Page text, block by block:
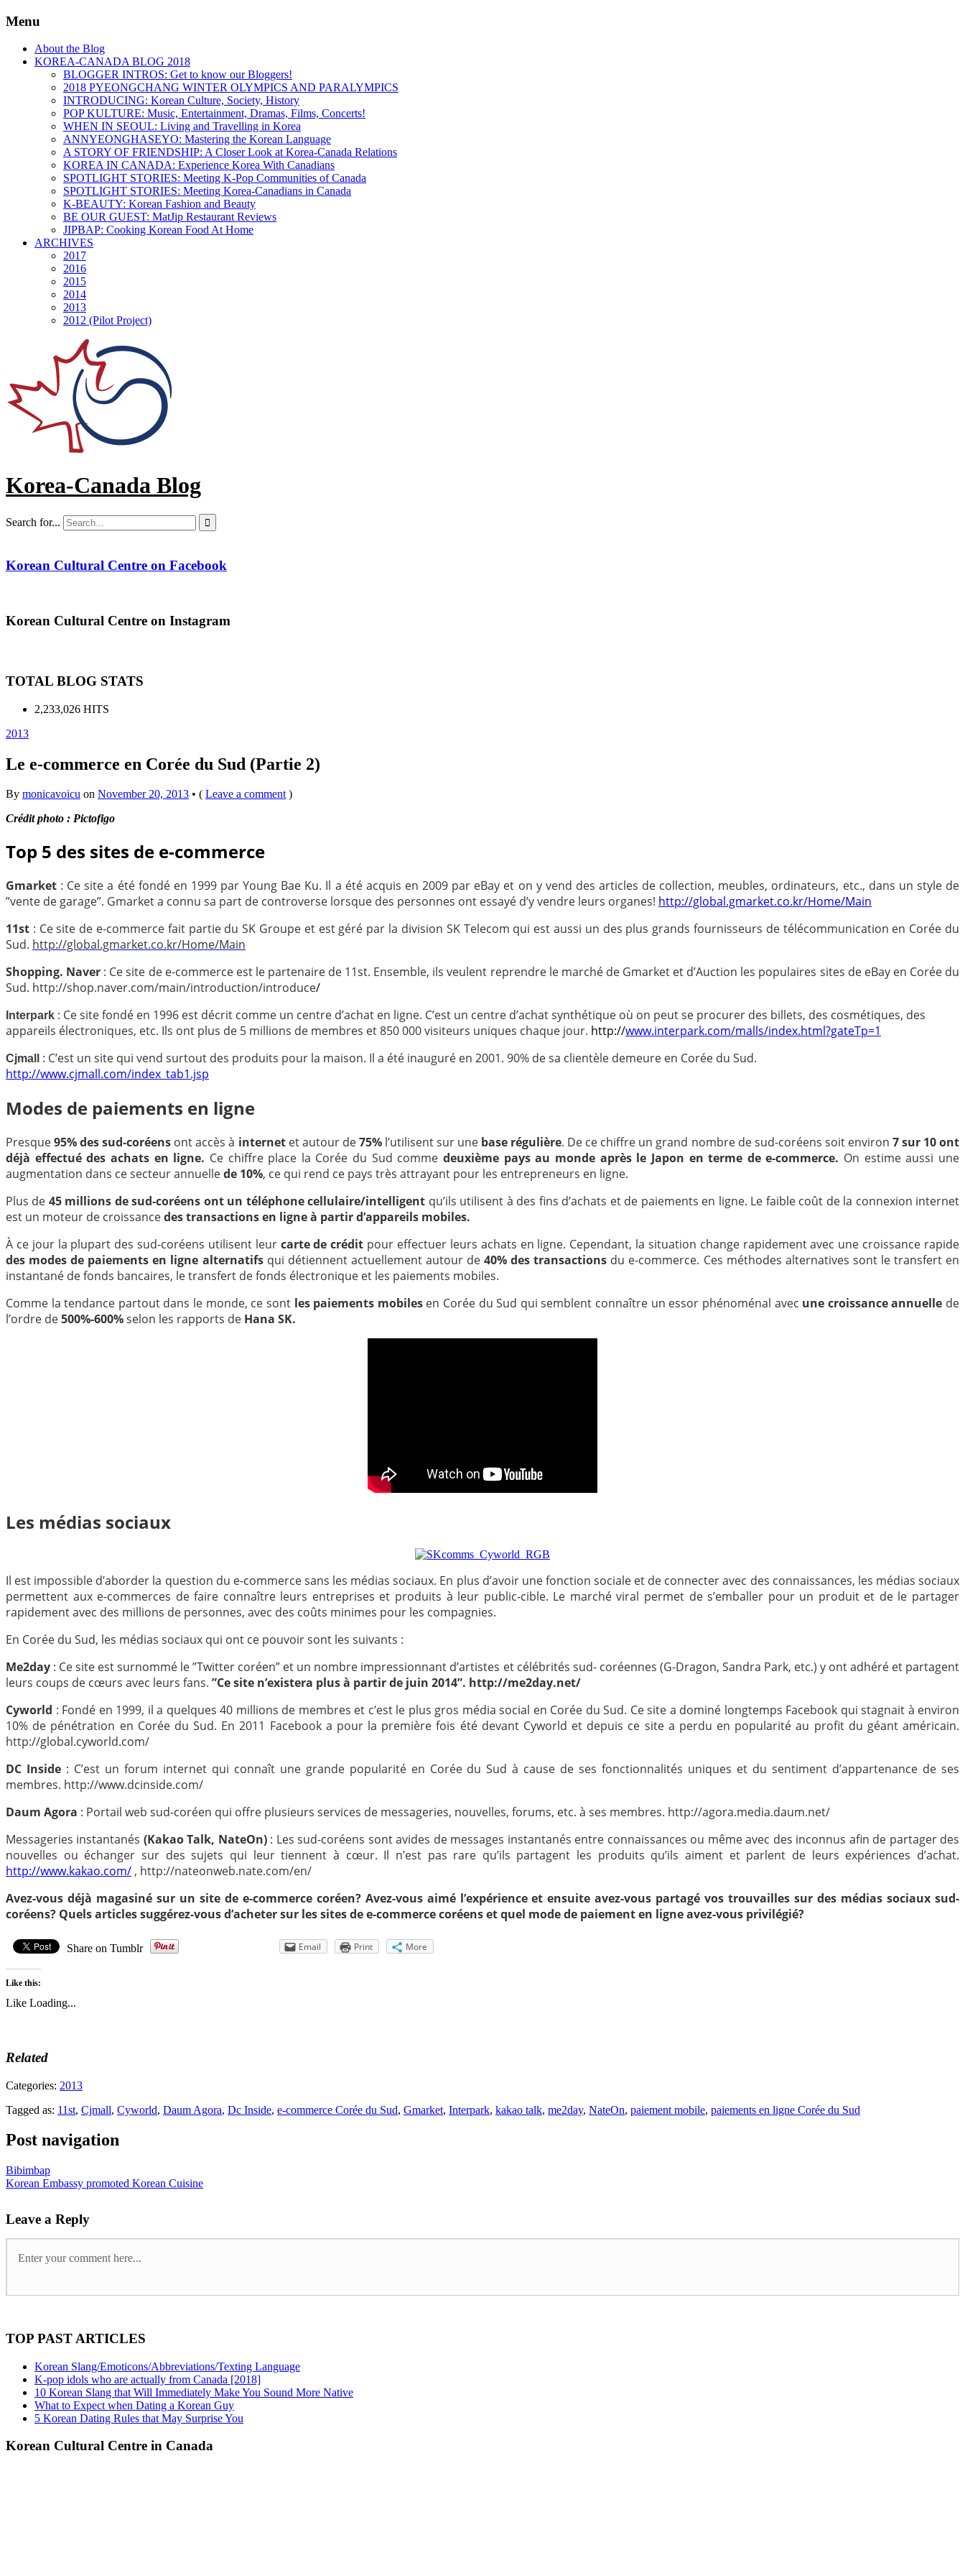
Menu
About the Blog
KOREA-CANADA BLOG 2018
BLOGGER INTROS: Get to know our Bloggers!
2018 PYEONGCHANG WINTER OLYMPICS AND PARALYMPICS
INTRODUCING: Korean Culture, Society, History
POP KULTURE: Music, Entertainment, Dramas, Films, Concerts!
WHEN IN SEOUL: Living and Travelling in Korea
ANNYEONGHASEYO: Mastering the Korean Language
A STORY OF FRIENDSHIP: A Closer Look at Korea-Canada Relations
KOREA IN CANADA: Experience Korea With Canadians
SPOTLIGHT STORIES: Meeting K-Pop Communities of Canada
SPOTLIGHT STORIES: Meeting Korea-Canadians in Canada
K-BEAUTY: Korean Fashion and Beauty
BE OUR GUEST: MatJip Restaurant Reviews
JIPBAP: Cooking Korean Food At Home
ARCHIVES
2017
2016
2015
2014
2013
2012 (Pilot Project)
Korea-Canada Blog
Search for... 
Korean Cultural Centre on Facebook
Korean Cultural Centre on Instagram
TOTAL BLOG STATS
2,233,026 HITS
2013
Le e-commerce en Corée du Sud (Partie 2)
By monicavoicu on November 20, 2013 • ( Leave a comment)
Crédit photo : Pictofigo
Top 5 des sites de e-commerce
Gmarket : Ce site a été fondé en 1999 par Young Bae Ku. Il a été acquis en 2009 par eBay et on y vend des articles de collection, meubles, ordinateurs, etc., dans un style de
”vente de garage”. Gmarketa connu sa part de controverse lorsque des personnes ont essayé d’y vendre leurs organes! http://global.gmarket.co.kr/Home/Main
11st : Ce site de e-commerce fait partie du SK Groupe et est géré par la division SK Telecom qui est aussi un des plus grands fournisseurs de télécommunication en Corée du
Sud. http://global.gmarket.co.kr/Home/Main
Shopping. Naver : Ce site de e-commerce est le partenaire de 11st. Ensemble, ils veulent reprendre le marché deGmarket et d’Auction les populaires sites de eBay en Corée du
Sud. http://shop.naver.com/main/introduction/introduce/
Interpark : Ce site fondé en 1996 est décrit comme un centre d’achat en ligne. C’est un centre d’achat synthétique où on peut se procurer des billets, des cosmétiques, des
appareils électroniques, etc. Ils ont plus de 5 millions de membres et 850 000 visiteurs uniques chaque jour. http://www.interpark.com/malls/index.html?gateTp=1
Cjmall : C’est un site qui vend surtout des produits pour la maison. Il a été inauguré en 2001. 90% de sa clientèle demeure en Corée du Sud.
http://www.cjmall.com/index_tab1.jsp
Modes de paiements en ligne
Presque95% des sud-coréens ont accès à internetet autour de75%l’utilisent sur une base régulière. De ce chiffre un grand nombre de sud-coréens soit environ 7 sur 10 ont
déjà effectué des achats en ligne. Ce chiffre place la Corée du Sud commedeuxième pays au monde après le Japon en terme de e-commerce. On estime aussi une
augmentation dans ce secteur annuellede 10%, ce qui rend ce pays très attrayant pour les entrepreneurs en ligne.
Plus de 45 millions de sud-coréens ont un téléphone cellulaire/intelligent qu’ils utilisent à des fins d’achats et de paiements en ligne. Le faible coût de la connexion internet
est un moteur de croissancedes transactions en ligne à partir d’appareils mobiles.
À ce jour la plupart des sud-coréens utilisent leur carte de crédit pour effectuer leurs achats en ligne. Cependant, la situation change rapidement avec une croissance rapide
des modes de paiements en ligne alternatifsqui détiennent actuellement autour de40% des transactions du e-commerce. Ces méthodes alternatives sont le transfert en
instantané de fonds bancaires, le transfert de fonds électronique et les paiements mobiles.
Comme la tendance partout dans le monde, ce sontles paiements mobiles en Corée du Sud qui semblent connaître un essor phénoménal avec une croissance annuelle de
l’ordre de500%-600%selon les rapports de Hana SK.
Les médias sociaux
Il est impossible d’aborder la question du e-commerce sans les médias sociaux. En plus d’avoirune fonction sociale et de connecter avec des connaissances, les médias sociaux
permettent aux e-commerces de faire connaître leurs entreprises et produits à leur public-cible. Le marché viral permet de s’emballer pour un produit et de le partager
rapidement avec des millions de personnes, avec des coûts minimes pour les compagnies.
En Corée du Sud, les médias sociaux qui ont ce pouvoir sont les suivants :
Me2day : Ce site est surnommé le ”Twitter coréen” et un nombre impressionnant d’artistes et célébrités sud- coréennes (G-Dragon, Sandra Park, etc.) y ont adhéré et partagent
leurs coups de cœurs avec leurs fans. ”Ce site n’existera plus à partir de juin 2014”. http://me2day.net/
Cyworld : Fondé en 1999, il a quelques 40 millions de membres et c’est le plus gros média social en Corée du Sud. Ce site a dominé longtemps Facebook qui stagnait à environ
10% de pénétration en Corée du Sud. En 2011 Facebook a pour la première fois été devant Cyworld et depuis ce site a perdu en popularité au profit du géant américain.
http://global.cyworld.com/
DC Inside: C’est un forum internet qui connaît une grande popularité en Corée du Sud à cause de ses fonctionnalités uniques et du sentiment d’appartenance de ses
membres. http://www.dcinside.com/
Daum Agora : Portail web sud-coréen qui offre plusieurs services de messageries, nouvelles, forums, etc. à ses membres. http://agora.media.daum.net/
Messageries instantanés (Kakao Talk, NateOn): Les sud-coréens sont avides de messages instantanés entre connaissances ou même avec des inconnus afin de partager des
nouvelles ou échanger sur des sujets qui leur tiennent à cœur. Il n’est pas rare qu’ils partagent les produits qu’ils aiment et parlent de leurs expériences d’achat.
http://www.kakao.com/ , http://nateonweb.nate.com/en/
Avez-vous déjà magasiné sur un site de e-commerce coréen? Avez-vous aimé l’expérience et ensuite avez-vous partagé vos trouvailles sur des médias sociaux sud-
coréens? Quels articles suggérez-vous d’acheter sur les sites de e-commerce coréens et quel mode de paiement en ligne avez-vous privilégié?
Share on Tumblr Email Print More
Like this:
Like Loading...
Related
Categories: 2013
Tagged as: 11st, Cjmall, Cyworld, Daum Agora, Dc Inside, e-commerce Corée du Sud, Gmarket, Interpark, kakao talk, me2day, NateOn, paiement mobile, paiements en ligne Corée du Sud
Post navigation
Bibimbap
Korean Embassy promoted Korean Cuisine
Leave a Reply
TOP PAST ARTICLES
Korean Slang/Emoticons/Abbreviations/Texting Language
K-pop idols who are actually from Canada [2018]
10 Korean Slang that Will Immediately Make You Sound More Native
What to Expect when Dating a Korean Guy
5 Korean Dating Rules that May Surprise You
Korean Cultural Centre in Canada